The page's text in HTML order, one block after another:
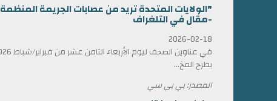
"الولايات المتحدة تريد من عصابات الجريمة
-مقال في التلغراف
2026-02-18
يطرح المخ...
المصدر: بي بي سي